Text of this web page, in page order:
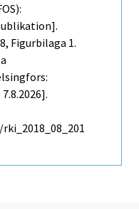
Figurbilaga 1.